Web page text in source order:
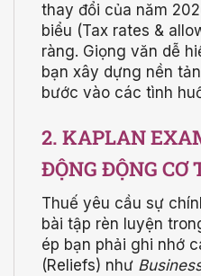
thay đổi của năm
biểu (Tax rates &
ràng. Giọng văn dễ
bạn xây dựng nền
bước vào các tình
2. KAPLAN
ĐỘNG ĐỘNG CƠ
Thuế yêu cầu sự
bài tập rèn luyện
ép bạn phải ghi nhớ
(Reliefs) như